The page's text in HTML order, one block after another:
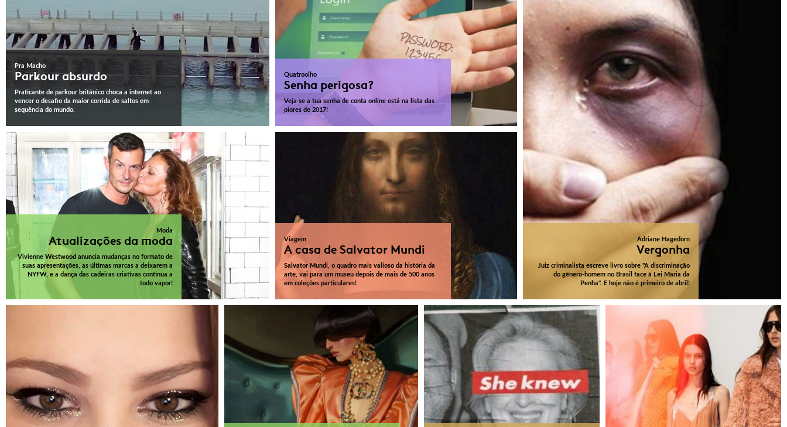
Pra Macho
Parkour absurdo
Praticante de parkour britânico choca a internet ao
vencer o desafio da maior corrida de saltos em
sequência do mundo.
Quatroolho
Senha perigosa?
Veja se a tua senha de conta online está na lista das
piores de 2017!
Moda
Atualizações da moda
Vivienne Westwood anuncia mudanças no formato de
suas apresentações, as últimas marcas a deixarem a
NYFW, e a dança das cadeiras criativas continua a
todo vapor!
Viagem
A casa de Salvator Mundi
Salvator Mundi, o quadro mais valioso da história da
arte, vai para um museu depois de mais de 500 anos
em coleções particulares!
Adriane Hagedorn
Vergonha
Juiz criminalista escreve livro sobre "A discriminação
do gênero-homem no Brasil face à Lei Maria da
Penha". E hoje não é primeiro de abril!